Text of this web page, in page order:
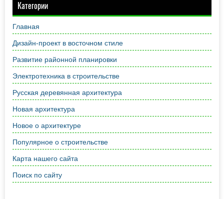
Категории
Главная
Дизайн-проект в восточном стиле
Развитие районной планировки
Электротехника в строительстве
Русская деревянная архитектура
Новая архитектура
Новое о архитектуре
Популярное о строительстве
Карта нашего сайта
Поиск по сайту